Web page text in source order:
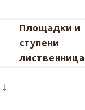
Площадки и
ступени
лиственница